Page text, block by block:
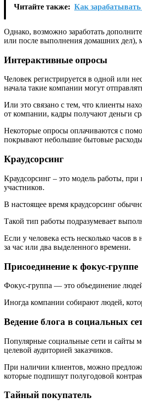
Читайте также: Как
Однако, возможно заработать
или после выполнения домашних дел),
Интерактивные опросы
Человек регистрируется в одной или
начала такие компании могут
Или это связано с тем, что клиенты
от компании, кадры получают деньги
Некоторые опросы оплачиваются с
покрывают небольшие бытовые
Краудсорсинг
Краудсорсинг – это модель работы,
участников.
В настоящее время краудсорсинг
Такой тип работы подразумевает
Если у человека есть несколько часов
за час или два выделенного времени.
Присоединение к фокус-группе
Фокус-группа — это объединение
Иногда компании собирают людей,
Ведение блога в социальных
Популярные социальные сети и сайты
целевой аудиторией заказчиков.
При наличии клиентов, можно
которые подпишут полугодовой
Тайный покупатель